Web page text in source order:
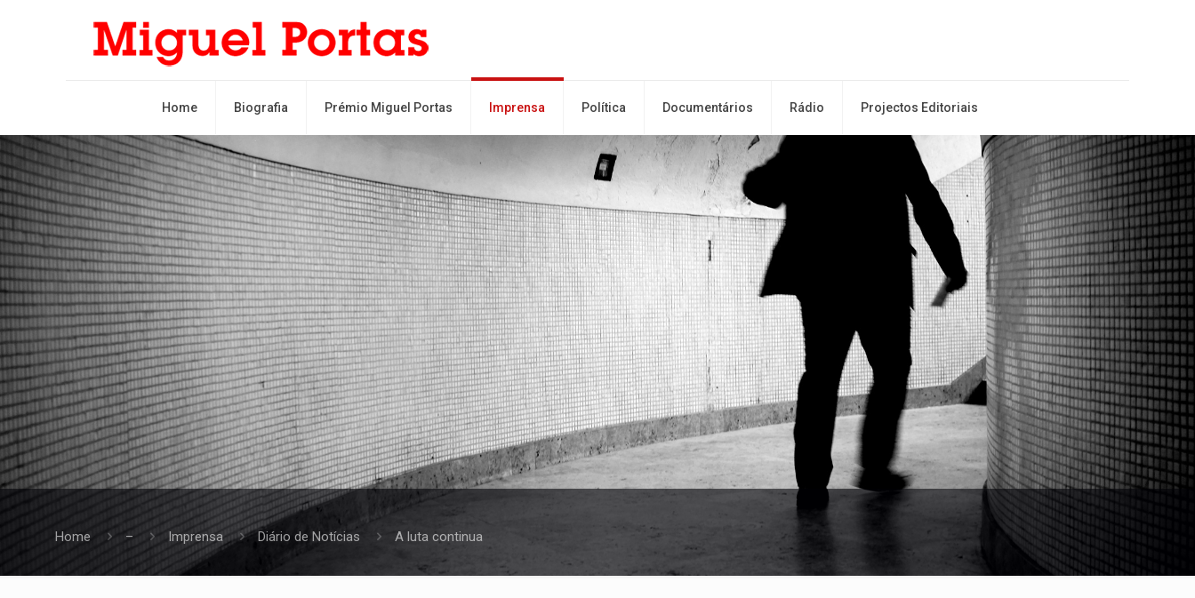
Home Biografia Prémio Miguel Portas Imprensa Política Documentários Rádio Projectos Editoriais
Home – Imprensa Diário de Notícias A luta continua